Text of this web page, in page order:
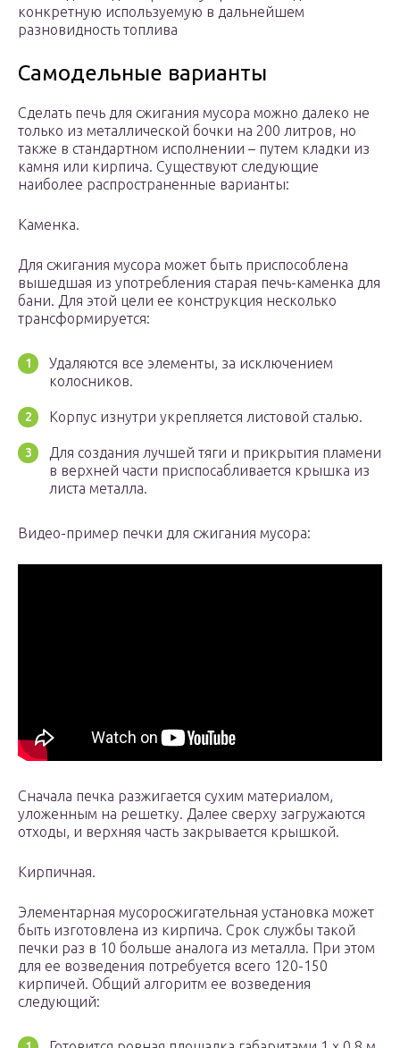
конкретную используемую в дальнейшем
разновидность топлива
Самодельные варианты
Сделать печь для сжигания мусора можно далеко не
только из металлической бочки на 200 литров, но
также в стандартном исполнении – путем кладки из
камня или кирпича. Существуют следующие
наиболее распространенные варианты:
Каменка.
Для сжигания мусора может быть приспособлена
вышедшая из употребления старая печь-каменка для
бани. Для этой цели ее конструкция несколько
трансформируется:
Удаляются все элементы, за исключением
колосников.
Корпус изнутри укрепляется листовой сталью.
Для создания лучшей тяги и прикрытия пламени
в верхней части приспосабливается крышка из
листа металла.
Видео-пример печки для сжигания мусора:
Сначала печка разжигается сухим материалом,
уложенным на решетку. Далее сверху загружаются
отходы, и верхняя часть закрывается крышкой.
Кирпичная.
Элементарная мусоросжигательная установка может
быть изготовлена из кирпича. Срок службы такой
печки раз в 10 больше аналога из металла. При этом
для ее возведения потребуется всего 120-150
кирпичей. Общий алгоритм ее возведения
следующий: